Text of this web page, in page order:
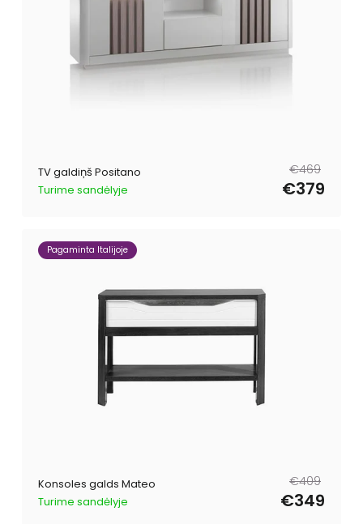
TV galdiņš Positano
Turime sandėlyje
Parastā€469
Pārdošanas
€379
Pagaminta Italijoje
Konsoles galds Mateo
Turime sandėlyje
Parastā
cena
€409
Pārdošanas
cena€349